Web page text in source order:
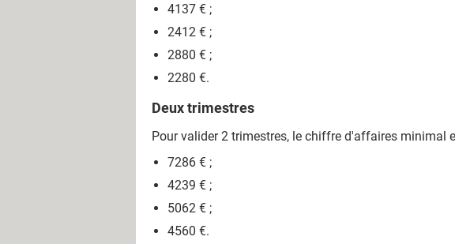
4137 € ;
2412 € ;
2880 € ;
2280 €.
Deux trimestres
Pour valider 2 trimestres, le chiffre d'affaires minimal
7286 € ;
4239 € ;
5062 € ;
4560 €.